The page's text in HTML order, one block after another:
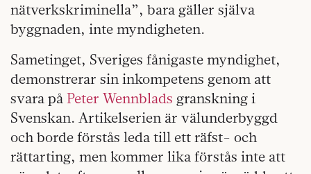
nätverkskriminella”, bara gäller själva
byggnaden, inte myndigheten.
Sametinget, Sveriges fånigaste myndighet,
demonstrerar sin inkompetens genom att
svara på Peter Wennblads granskning i
Svenskan. Artikelserien är välunderbyggd
och borde förstås leda till ett räfst- och
rättarting, men kommer lika förstås inte att